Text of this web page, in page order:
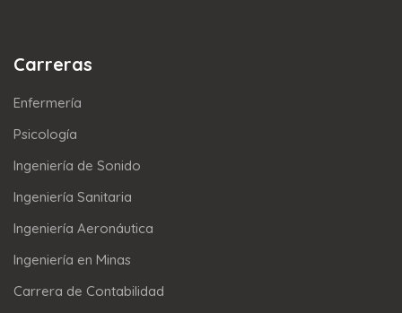
Carreras
Enfermería
Psicología
Ingeniería de Sonido
Ingeniería Sanitaria
Ingeniería Aeronáutica
Ingeniería en Minas
Carrera de Contabilidad